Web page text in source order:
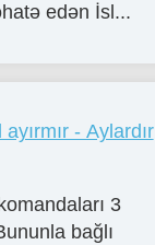
edən İsl...
- Aylardır
3
bağlı